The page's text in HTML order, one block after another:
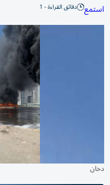
استمع دقائق القراءة - 1
دخان